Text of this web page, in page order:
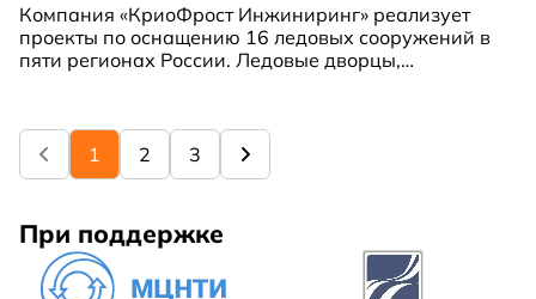
Компания «КриоФрост Инжиниринг» реализует
проекты по оснащению 16 ледовых сооружений в
пяти регионах России. Ледовые дворцы,
фигуристов, детей и взрослых, — все они будут
радовать любителей льда в 2024 году.
1 2 3
При поддержке